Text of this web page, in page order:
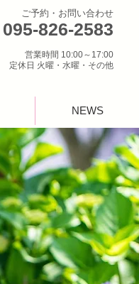
ご予約・お問い合わせ
095-826-2583
営業時間 10:00～17:00
定休日 火曜・水曜・その他
NEWS